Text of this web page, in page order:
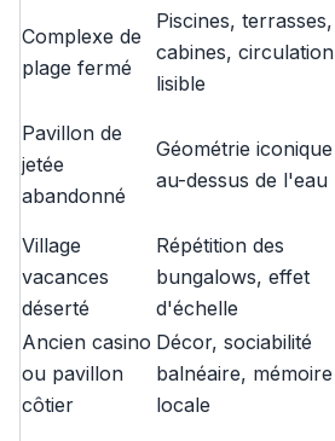
Complexe de
plage fermé
Piscines, terrasses,
cabines, circulation
lisible
Pavillon de
jetée
abandonné
Géométrie iconique
au-dessus de l'eau
Village
vacances
déserté
Répétition des
bungalows, effet
d'échelle
Ancien casino
ou pavillon
côtier
Décor, sociabilité
balnéaire, mémoire
locale